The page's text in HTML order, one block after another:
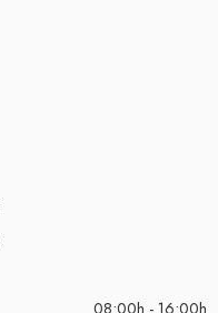
08:00h - 16:00h